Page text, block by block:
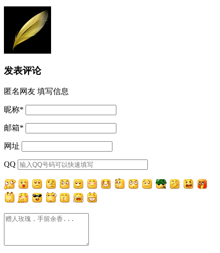
发表评论
匿名网友 填写信息
昵称*
邮箱*
网址
QQ